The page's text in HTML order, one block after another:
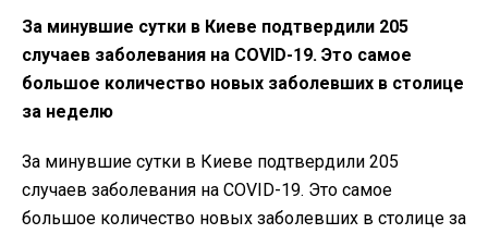
За минувшие сутки в Киеве подтвердили 205
случаев заболевания на COVID-19. Это самое
большое количество новых заболевших в столице
за неделю
За минувшие сутки в Киеве подтвердили 205
случаев заболевания на COVID-19. Это самое
большое количество новых заболевших в столице за